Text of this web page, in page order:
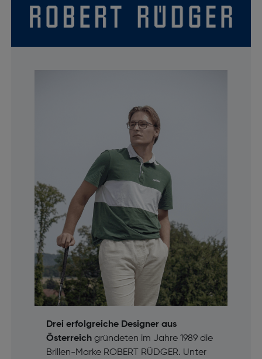
Drei erfolgreiche Designer aus
Österreich gründeten im Jahre 1989 die
Brillen-Marke ROBERT RÜDGER. Unter